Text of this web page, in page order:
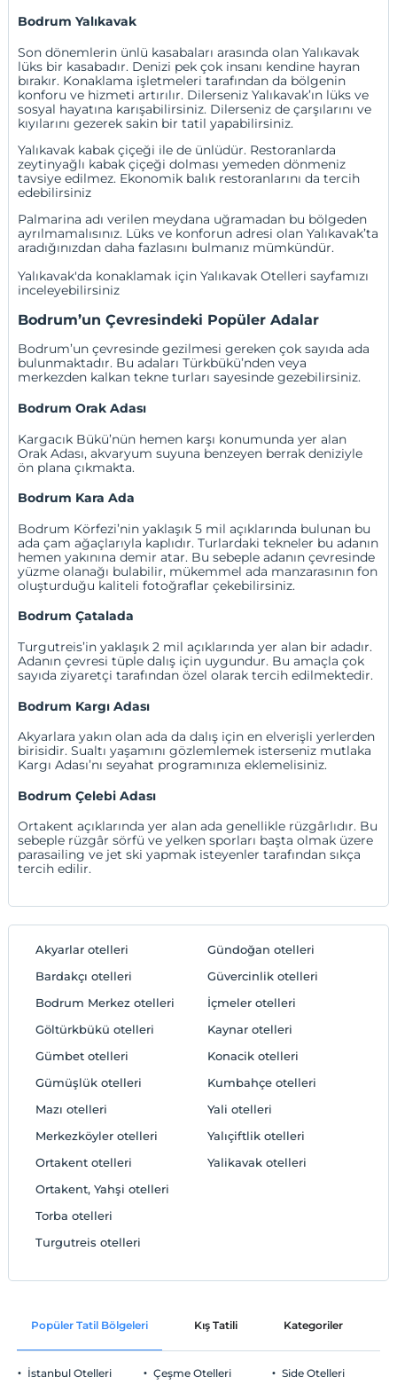
Bodrum Yalıkavak
Son dönemlerin ünlü kasabaları arasında olan Yalıkavak
lüks bir kasabadır. Denizi pek çok insanı kendine hayran
bırakır. Konaklama işletmeleri tarafından da bölgenin
konforu ve hizmeti artırılır. Dilerseniz Yalıkavak’ın lüks ve
sosyal hayatına karışabilirsiniz. Dilerseniz de çarşılarını ve
kıyılarını gezerek sakin bir tatil yapabilirsiniz.
Yalıkavak kabak çiçeği ile de ünlüdür. Restoranlarda
zeytinyağlı kabak çiçeği dolması yemeden dönmeniz
tavsiye edilmez. Ekonomik balık restoranlarını da tercih
edebilirsiniz
Palmarina adı verilen meydana uğramadan bu bölgeden
ayrılmamalısınız. Lüks ve konforun adresi olan Yalıkavak’ta
aradığınızdan daha fazlasını bulmanız mümkündür.
Yalıkavak'da konaklamak içinYalıkavak Otelleri sayfamızı
inceleyebilirsiniz
Bodrum’un Çevresindeki Popüler Adalar
Bodrum’un çevresinde gezilmesi gereken çok sayıda ada
bulunmaktadır. Bu adaları Türkbükü’nden veya
merkezden kalkan tekne turları sayesinde gezebilirsiniz.
Bodrum Orak Adası
Kargacık Bükü’nün hemen karşı konumunda yer alan
Orak Adası, akvaryum suyuna benzeyen berrak deniziyle
ön plana çıkmakta.
Bodrum Kara Ada
Bodrum Körfezi’nin yaklaşık 5 mil açıklarında bulunan bu
ada çam ağaçlarıyla kaplıdır. Turlardaki tekneler bu adanın
hemen yakınına demir atar. Bu sebeple adanın çevresinde
yüzme olanağı bulabilir, mükemmel ada manzarasının fon
oluşturduğu kaliteli fotoğraflar çekebilirsiniz.
Bodrum Çatalada
Turgutreis’in yaklaşık 2 mil açıklarında yer alan bir adadır.
Adanın çevresi tüple dalış için uygundur. Bu amaçla çok
sayıda ziyaretçi tarafından özel olarak tercih edilmektedir.
Bodrum Kargı Adası
Akyarlara yakın olan ada da dalış için en elverişli yerlerden
birisidir. Sualtı yaşamını gözlemlemek isterseniz mutlaka
Kargı Adası’nı seyahat programınıza eklemelisiniz.
Bodrum Çelebi Adası
Ortakent açıklarında yer alan ada genellikle rüzgârlıdır. Bu
sebeple rüzgâr sörfü ve yelken sporları başta olmak üzere
parasailing ve jet ski yapmak isteyenler tarafından sıkça
tercih edilir.
Akyarlar otelleri
Bardakçı otelleri
Bodrum Merkez otelleri
Göltürkbükü otelleri
Gümbet otelleri
Gümüşlük otelleri
Gündoğan otelleri
Güvercinlik otelleri
İçmeler otelleri
Kaynar otelleri
Konacik otelleri
Kumbahçe otelleri
Mazı otelleri
Merkezköyler otelleri
Ortakent otelleri
Ortakent, Yahşi otelleri
Torba otelleri
Turgutreis otelleri
Yali otelleri
Yalıçiftlik otelleri
Yalikavak otelleri
Popüler Tatil Bölgeleri Kış Tatili Kategoriler
İstanbul Otelleri Çeşme Otelleri Side Otelleri